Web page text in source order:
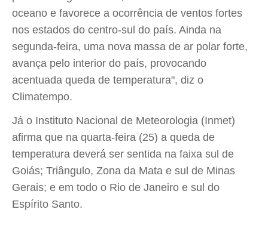
oceano e favorece a ocorrência de ventos fortes
nos estados do centro-sul do país. Ainda na
segunda-feira, uma nova massa de ar polar forte,
avança pelo interior do país, provocando
acentuada queda de temperatura", diz o
Climatempo.
Já o Instituto Nacional de Meteorologia (Inmet)
afirma que na quarta-feira (25) a queda de
temperatura deverá ser sentida na faixa sul de
Goiás; Triângulo, Zona da Mata e sul de Minas
Gerais; e em todo o Rio de Janeiro e sul do
Espírito Santo.